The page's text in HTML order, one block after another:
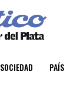
SOCIEDAD PAÍS